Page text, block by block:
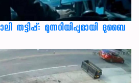
തട്ടിപ്പ്: മുന്നറിയിപ്പുമായി ദുബൈ